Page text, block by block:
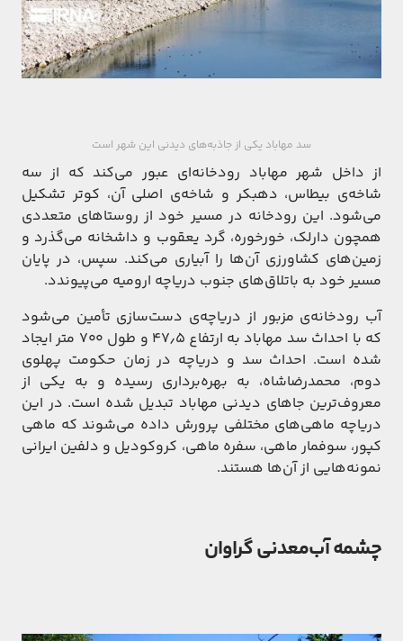
سد مهاباد یکی از جاذبه‌های دیدنی این شهر است
از داخل شهر مهاباد رودخانه‌ای عبور می‌کند که از سه
شاخه‌ی بیطاس، دهبکر و شاخه‌ی اصلی آن، کوتر تشکیل
می‌شود. این رودخانه در مسیر خود از روستاهای متعددی
همچون دارلک، خورخوره، گرد یعقوب و داشخانه می‌گذرد و
زمین‌های کشاورزی آن‌ها را آبیاری می‌کند. سپس، در پایان
مسیر خود به باتلاق‌های جنوب دریاچه‌ ارومیه می‌پیوندد.
آب رودخانه‌ی مزبور از دریاچه‌ی دست‌سازی تأمین می‌شود
که با احداث سد مهاباد به ارتفاع ۴۷٫۵ و طول ۷۰۰ متر ایجاد
شده است. احداث سد و دریاچه در زمان حکومت پهلوی
دوم، محمدرضا‌شاه، به بهره‌برداری رسیده و به یکی از
معروف‌ترین جاهای دیدنی مهاباد تبدیل شده است. در این
دریاچه ماهی‌های مختلفی پرورش داده می‌شوند که ماهی
کپور، سوفمار ماهی، سفره ماهی، کروکودیل و دلفین ایرانی
نمونه‌هایی از آن‌ها هستند.
چشمه آب‌معدنی گراوان